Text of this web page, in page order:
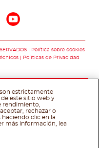
Política sobre cookies
Polìticas de Privacidad
estrictamente
este sitio web y
rendimiento,
rechazar o
haciendo clic en la
más información, lea